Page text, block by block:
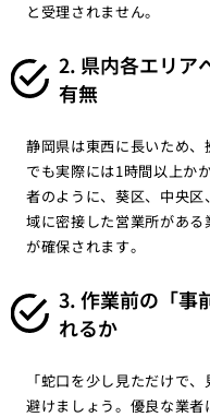
と受理されません。
2. 県内各エリア
有無
静岡県は東西に長いため
でも実際には1時間以上か
者のように、葵区、中央
域に密接した営業所があ
が確保されます。
3. 作業前の「事
れるか
「蛇口を少し見ただけで
避けましょう。優良な業